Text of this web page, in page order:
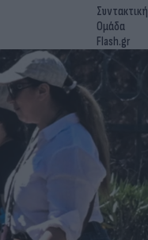
Συντακτική
Ομάδα
Flash.gr